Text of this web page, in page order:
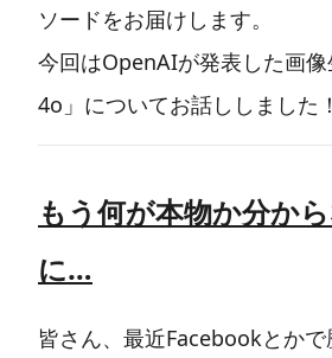
ソードをお届けします。
今回はOpenAIが発表した画像
4o」についてお話ししました！
もう何が本物か分か
に…
皆さん、最近Facebookとか